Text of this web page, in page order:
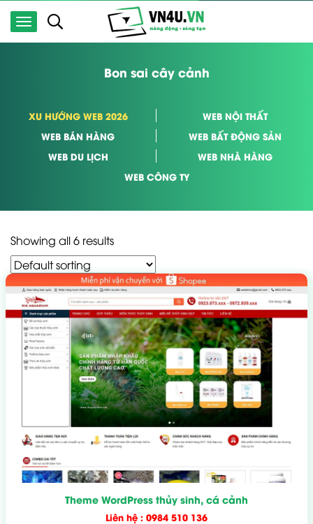
Bon sai cây cảnh
XU HƯỚNG WEB 2026
WEB NỘI THẤT
WEB BÁN HÀNG
WEB BẤT ĐỘNG SẢN
WEB DU LỊCH
WEB NHÀ HÀNG
WEB CÔNG TY
Showing all 6 results
Theme WordPress thủy sinh, cá cảnh
Liên hệ : 0984 510 136